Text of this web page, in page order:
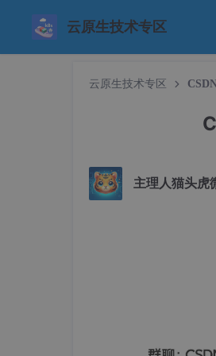
云原生技术专区
云原生技术专区
主理人猫头